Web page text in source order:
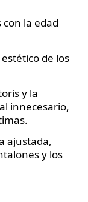
la edad
de los
y la
innecesario,
ajustada,
y los